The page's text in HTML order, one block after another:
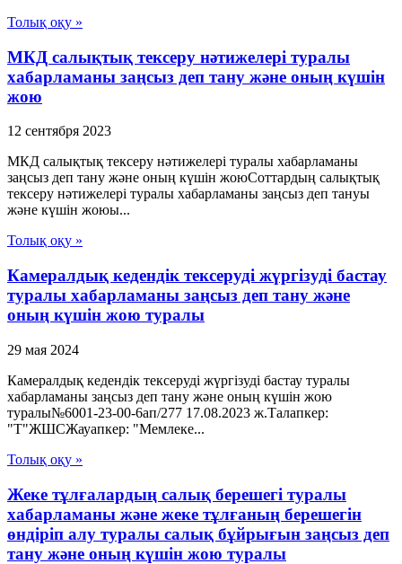
Толық оқу »
МКД салықтық тексеру нәтижелері туралы
хабарламаны заңсыз деп тану және оның күшін
жою
12 сентября 2023
МКД салықтық тексеру нәтижелері туралы хабарламаны
заңсыз деп тану және оның күшін жоюСоттардың салықтық
тексеру нәтижелері туралы хабарламаны заңсыз деп тануы
және күшін жоюы...
Толық оқу »
Камералдық кедендік тексеруді жүргізуді бастау
туралы хабарламаны заңсыз деп тану және
оның күшін жою туралы
29 мая 2024
Камералдық кедендік тексеруді жүргізуді бастау туралы
хабарламаны заңсыз деп тану және оның күшін жою
туралы№6001-23-00-6ап/277 17.08.2023 ж.Талапкер:
"Т"ЖШСЖауапкер: "Мемлеке...
Толық оқу »
Жеке тұлғалардың салық берешегі туралы
хабарламаны және жеке тұлғаның берешегін
өндіріп алу туралы салық бұйрығын заңсыз деп
тану және оның күшін жою туралы